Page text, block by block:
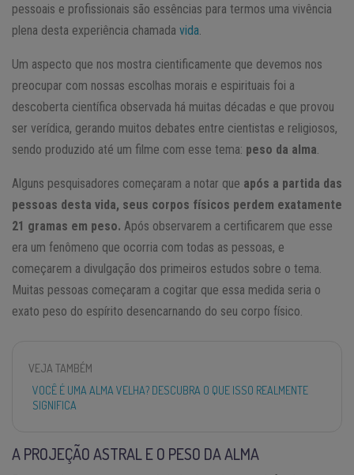
pessoais e profissionais são essências para termos uma vivência
plena desta experiência chamada vida
Um aspecto que nos mostra cientificamente que devemos nos
preocupar com nossas escolhas morais e espirituais foi a
descoberta científica observada há muitas décadas e que provou
ser verídica, gerando muitos debates entre cientistas e religiosos,
sendo produzido até um filme com esse tema: peso da alma
Alguns pesquisadores começaram a notar que após a partida das
pessoas desta vida, seus corpos físicos perdem exatamente
21 gramas em peso. Após observarem a certificarem que esse
era um fenômeno que ocorria com todas as pessoas, e
começarem a divulgação dos primeiros estudos sobre o tema.
Muitas pessoas começaram a cogitar que essa medida seria o
exato peso do espírito desencarnando do seu corpo físico.
VEJA TAMBÉM
VOCÊ É UMA ALMA VELHA? DESCUBRA O QUE ISSO REALMENTE
SIGNIFICA
A PROJEÇÃO ASTRAL E O PESO DA ALMA